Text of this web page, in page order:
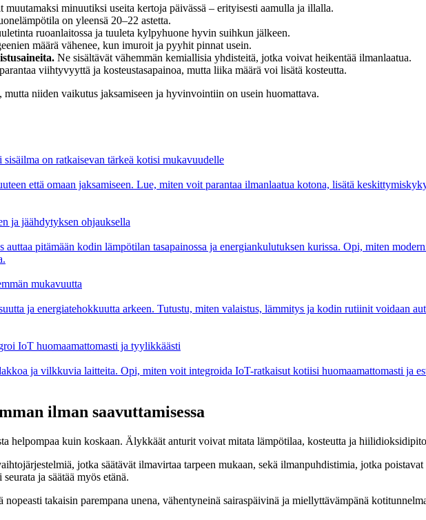
muutamaksi minuutiksi useita kertoja päivässä – erityisesti aamulla ja illalla.
on yleensä 20–22 astetta.
ruoanlaitossa ja tuuleta kylpyhuone hyvin suihkun jälkeen.
määrä vähenee, kun imuroit ja pyyhit pinnat usein.
Ne sisältävät vähemmän kemiallisia yhdisteitä, jotka voivat heikentää ilmanlaatua.
viihtyvyyttä ja kosteustasapainoa, mutta liika määrä voi lisätä kosteutta.
niiden vaikutus jaksamiseen ja hyvinvointiin on usein huomattava.
on ratkaisevan tärkeä kotisi mukavuudelle
että omaan jaksamiseen. Lue, miten voit parantaa ilmanlaatua kotona, lisätä
ja jäähdytyksen ohjauksella
pitämään kodin lämpötilan tasapainossa ja energiankulutuksen kurissa. Opi, miten
mukavuutta
ja energiatehokkuutta arkeen. Tutustu, miten valaistus, lämmitys ja kodin rutiinit voidaan
IoT huomaamattomasti ja tyylikkäästi
ja vilkkuvia laitteita. Opi, miten voit integroida IoT-ratkaisut kotiisi huomaamattomasti ja
ilman saavuttamisessa
helpompaa kuin koskaan. Älykkäät anturit voivat mitata lämpötilaa, kosteutta ja
jotka säätävät ilmavirtaa tarpeen mukaan, sekä ilmanpuhdistimia, jotka
ja säätää myös etänä.
takaisin parempana unena, vähentyneinä sairaspäivinä ja miellyttävämpänä